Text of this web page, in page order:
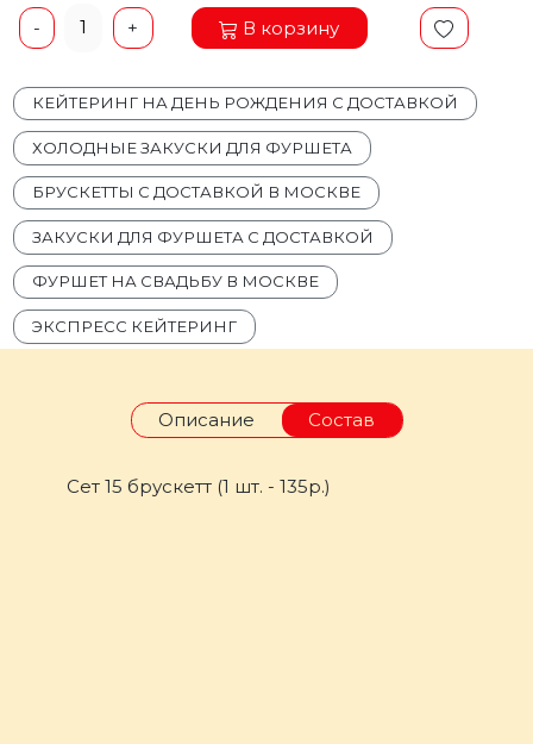
- 1 + В корзину
КЕЙТЕРИНГ НА ДЕНЬ РОЖДЕНИЯ С ДОСТАВКОЙ
ХОЛОДНЫЕ ЗАКУСКИ ДЛЯ ФУРШЕТА
БРУСКЕТТЫ С ДОСТАВКОЙ В МОСКВЕ
ЗАКУСКИ ДЛЯ ФУРШЕТА С ДОСТАВКОЙ
ФУРШЕТ НА СВАДЬБУ В МОСКВЕ
ЭКСПРЕСС КЕЙТЕРИНГ
Описание Состав
Сет 15 брускетт (1 шт. - 135р.)